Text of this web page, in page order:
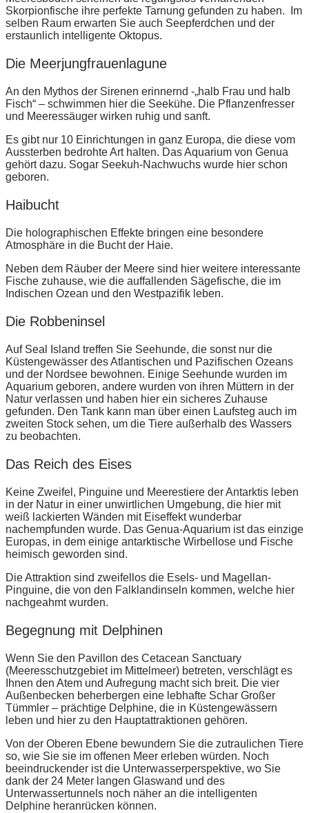
Skorpionfische ihre perfekte Tarnung gefunden zu haben. Im
selben Raum erwarten Sie auch Seepferdchen und der
erstaunlich intelligente Oktopus.
Die Meerjungfrauenlagune
An den Mythos der Sirenen erinnernd -„halb Frau und halb
Fisch“ – schwimmen hier die Seekühe. Die Pflanzenfresser
und Meeressäuger wirken ruhig und sanft.
Es gibt nur 10 Einrichtungen in ganz Europa, die diese vom
Aussterben bedrohte Art halten. Das Aquarium von Genua
gehört dazu. Sogar Seekuh-Nachwuchs wurde hier schon
geboren.
Haibucht
Die holographischen Effekte bringen eine besondere
Atmosphäre in die Bucht der Haie.
Neben dem Räuber der Meere sind hier weitere interessante
Fische zuhause, wie die auffallenden Sägefische, die im
Indischen Ozean und den Westpazifik leben.
Die Robbeninsel
Auf Seal Island treffen Sie Seehunde, die sonst nur die
Küstengewässer des Atlantischen und Pazifischen Ozeans
und der Nordsee bewohnen. Einige Seehunde wurden im
Aquarium geboren, andere wurden von ihren Müttern in der
Natur verlassen und haben hier ein sicheres Zuhause
gefunden. Den Tank kann man über einen Laufsteg auch im
zweiten Stock sehen, um die Tiere außerhalb des Wassers
zu beobachten.
Das Reich des Eises
Keine Zweifel, Pinguine und Meerestiere der Antarktis leben
in der Natur in einer unwirtlichen Umgebung, die hier mit
weiß lackierten Wänden mit Eiseffekt wunderbar
nachempfunden wurde. Das Genua-Aquarium ist das einzige
Europas, in dem einige antarktische Wirbellose und Fische
heimisch geworden sind.
Die Attraktion sind zweifellos die Esels- und Magellan-
Pinguine, die von den Falklandinseln kommen, welche hier
nachgeahmt wurden.
Begegnung mit Delphinen
Wenn Sie den Pavillon des Cetacean Sanctuary
(Meeresschutzgebiet im Mittelmeer) betreten, verschlägt es
Ihnen den Atem und Aufregung macht sich breit. Die vier
Außenbecken beherbergen eine lebhafte Schar Großer
Tümmler – prächtige Delphine, die in Küstengewässern
leben und hier zu den Hauptattraktionen gehören.
Von der Oberen Ebene bewundern Sie die zutraulichen Tiere
so, wie Sie sie im offenen Meer erleben würden. Noch
beeindruckender ist die Unterwasserperspektive, wo Sie
dank der 24 Meter langen Glaswand und des
Unterwassertunnels noch näher an die intelligenten
Delphine heranrücken können.